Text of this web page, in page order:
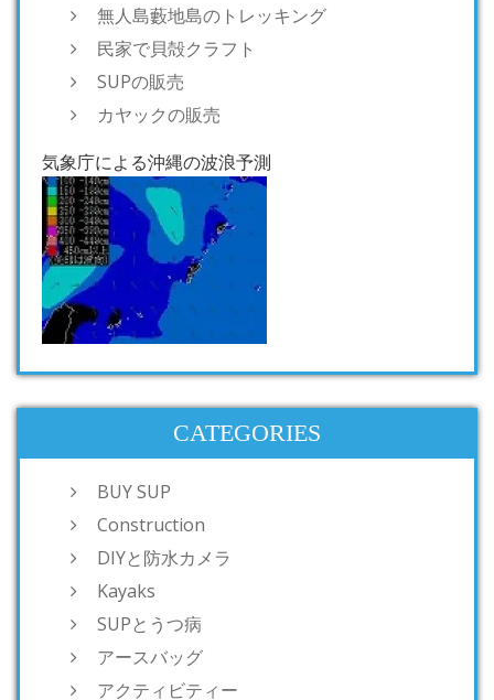
無人島藪地島のトレッキング
民家で貝殻クラフト
SUPの販売
カヤックの販売
気象庁による沖縄の波浪予測
CATEGORIES
BUY SUP
Construction
DIYと防水カメラ
Kayaks
SUPとうつ病
アースバッグ
アクティビティー